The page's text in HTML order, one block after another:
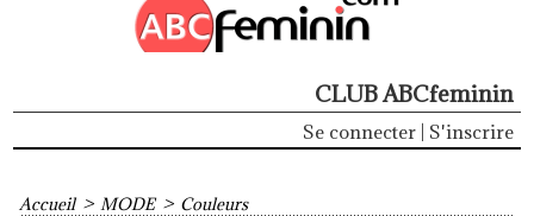
CLUB ABCfeminin
Se connecter S'inscrire
Accueil > MODE > Couleurs